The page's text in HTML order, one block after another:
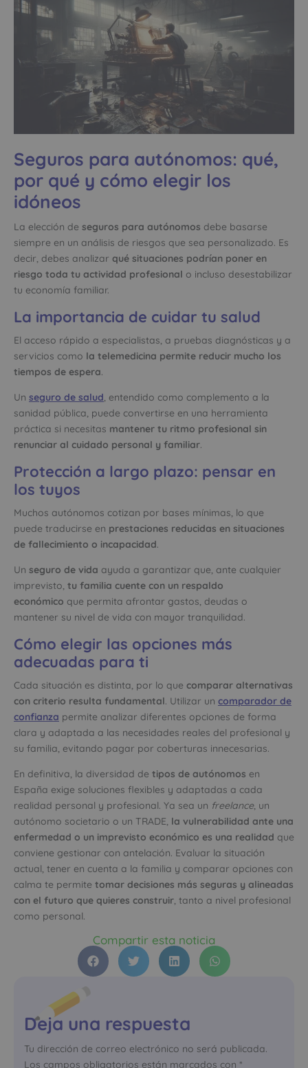
Seguros para autónomos: qué,
por qué y cómo elegir los
idóneos
La elección de seguros para autónomos debe basarse
siempre en un análisis de riesgos que sea personalizado. Es
decir, debes analizar qué situaciones podrían poner en
riesgo toda tu actividad profesional o incluso desestabilizar
tu economía familiar.
La importancia de cuidar tu salud
El acceso rápido a especialistas, a pruebas diagnósticas y a
servicios como la telemedicina permite reducir mucho los
tiempos de espera.
Un seguro de salud, entendido como complemento a la
sanidad pública, puede convertirse en una herramienta
práctica si necesitas mantener tu ritmo profesional sin
renunciar al cuidado personal y familiar.
Protección a largo plazo: pensar en
los tuyos
Muchos autónomos cotizan por bases mínimas, lo que
puede traducirse en prestaciones reducidas en situaciones
de fallecimiento o incapacidad.
Un seguro de vida ayuda a garantizar que, ante cualquier
imprevisto, tu familia cuente con un respaldo
económico que permita afrontar gastos, deudas o
mantener su nivel de vida con mayor tranquilidad.
Cómo elegir las opciones más
adecuadas para ti
Cada situación es distinta, por lo que comparar alternativas
con criterio resulta fundamental. Utilizar un comparador de
confianza permite analizar diferentes opciones de forma
clara y adaptada a las necesidades reales del profesional y
su familia, evitando pagar por coberturas innecesarias.
En definitiva, la diversidad de tipos de autónomos en
España exige soluciones flexibles y adaptadas a cada
realidad personal y profesional. Ya sea un freelance, un
autónomo societario o un TRADE, la vulnerabilidad ante una
enfermedad o un imprevisto económico es una realidad que
conviene gestionar con antelación. Evaluar la situación
actual, tener en cuenta a la familia y comparar opciones con
calma te permite tomar decisiones más seguras y alineadas
con el futuro que quieres construir, tanto a nivel profesional
como personal.
Compartir esta noticia
Deja una respuesta
Tu dirección de correo electrónico no será publicada.
Los campos obligatorios están marcados con *